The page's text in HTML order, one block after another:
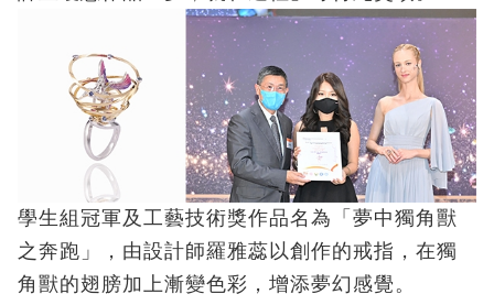
學生組冠軍及工藝技術獎作品名為「夢中獨角獸
之奔跑」，由設計師羅雅蕊以創作的戒指，在獨
角獸的翅膀加上漸變色彩，增添夢幻感覺。